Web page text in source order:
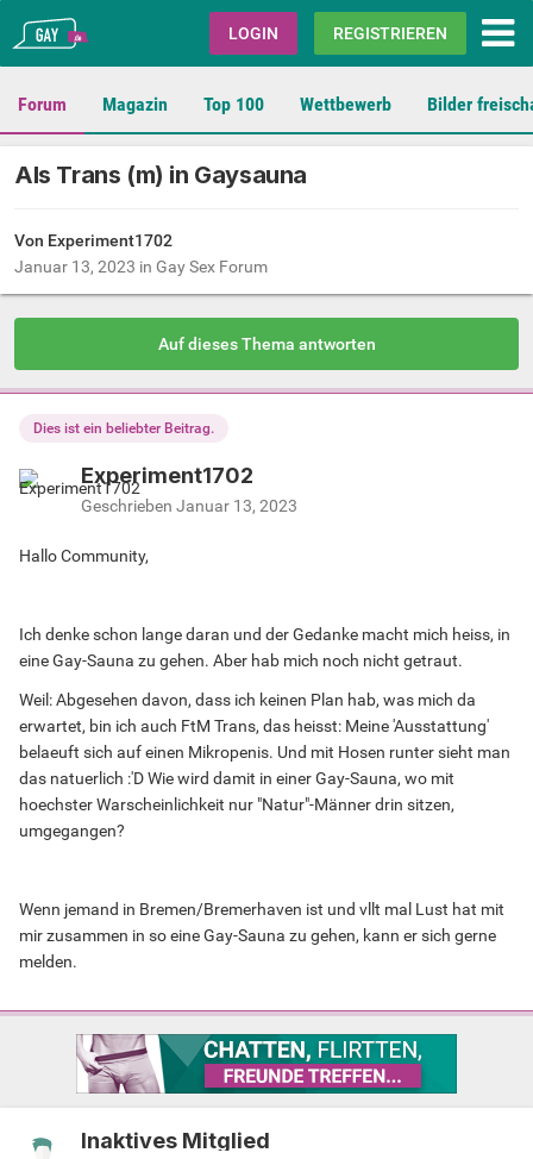
Gay.de LOGIN REGISTRIEREN
Forum Magazin Top 100 Wettbewerb Bilder
Als Trans (m) in Gaysauna
Von Experiment1702
Januar 13, 2023 in Gay Sex Forum
Auf dieses Thema antworten
Dies ist ein beliebter Beitrag.
Experiment1702
Geschrieben Januar 13, 2023
Hallo Community,
Ich denke schon lange daran und der Gedanke macht mich heiss, in
eine Gay-Sauna zu gehen. Aber hab mich noch nicht getraut.
Weil: Abgesehen davon, dass ich keinen Plan hab, was mich da
erwartet, bin ich auch FtM Trans, das heisst: Meine 'Ausstattung'
belaeuft sich auf einen Mikropenis. Und mit Hosen runter sieht man
das natuerlich :'D Wie wird damit in einer Gay-Sauna, wo mit
hoechster Warscheinlichkeit nur "Natur"-Männer drin sitzen,
umgegangen?
Wenn jemand in Bremen/Bremerhaven ist und vllt mal Lust hat mit
mir zusammen in so eine Gay-Sauna zu gehen, kann er sich gerne
melden.
Inaktives Mitglied